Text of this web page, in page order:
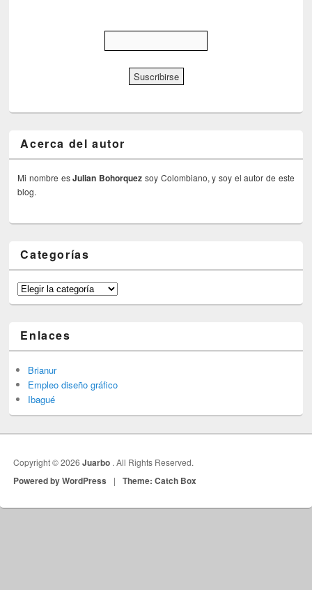
Acerca del autor
Mi nombre esJulian Bohorquez soy Colombiano, y soy el autor de este
blog.
Categorías
Categorías
Enlaces
Brianur
Empleo diseño gráfico
Ibagué
Copyright © 2026Juarbo . All Rights Reserved.
Powered by WordPress | Theme: Catch Box